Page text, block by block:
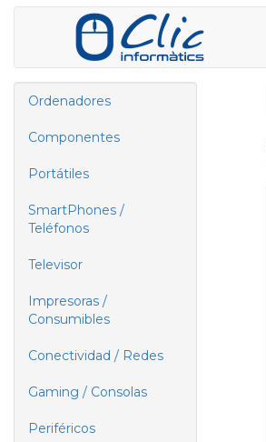
Ordenadores
Componentes
Portátiles
SmartPhones /
Teléfonos
Televisor
Impresoras /
Consumibles
Conectividad / Redes
Gaming / Consolas
Periféricos